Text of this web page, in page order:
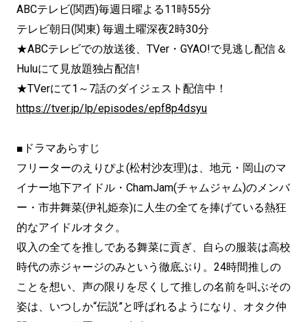
ABCテレビ(関西)毎週日曜よる11時55分
テレビ朝日(関東) 毎週土曜深夜2時30分
★ABCテレビでの放送後、TVer・GYAO!で見逃し配信＆
Huluにて見放題独占配信!
★TVerにて1～7話のダイジェスト配信中！
https://tver.jp/lp/episodes/epf8p4dsyu
■ドラマあらすじ
フリーターのえりぴよ(松村沙友理)は、地元・岡山のマ
イナー地下アイドル・ChamJam(チャムジャム)のメンバ
ー・市井舞菜(伊礼姫奈)に人生の全てを捧げている熱狂
的なアイドルオタク。
収入の全てを推しである舞菜に貢ぎ、自らの服装は高校
時代の赤ジャージのみという徹底ぶり。24時間推しの
ことを想い、声の限りを尽くして推しの名前を叫ぶその
姿は、いつしか“伝説”と呼ばれるようになり、オタク仲